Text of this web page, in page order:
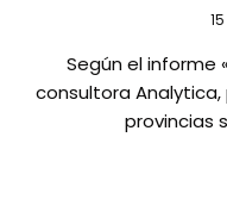
Según el informe
consultora Analytica,
provincias